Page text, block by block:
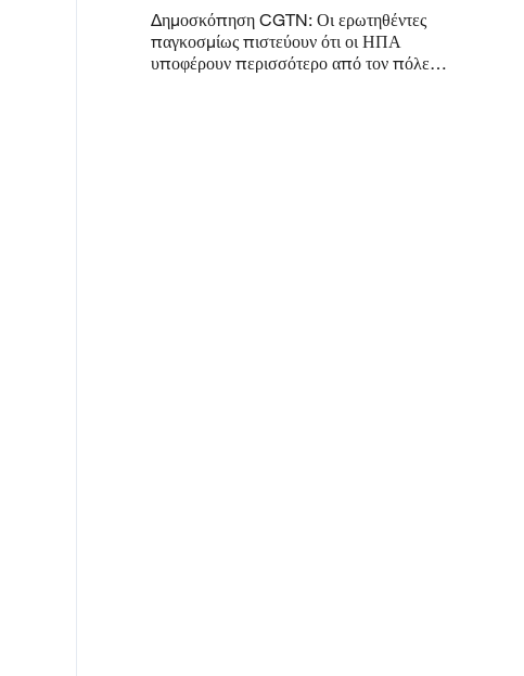
Δημοσκόπηση CGTN: Οι ερωτηθέντες
παγκοσμίως πιστεύουν ότι οι ΗΠΑ
υποφέρουν περισσότερο από τον πόλεμο